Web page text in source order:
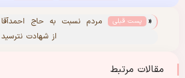
« پست قبلی
مردم نسبت به حاج
زیادی ابراز می‌کردنداز شهادت نترسید
مقالات مرتبط